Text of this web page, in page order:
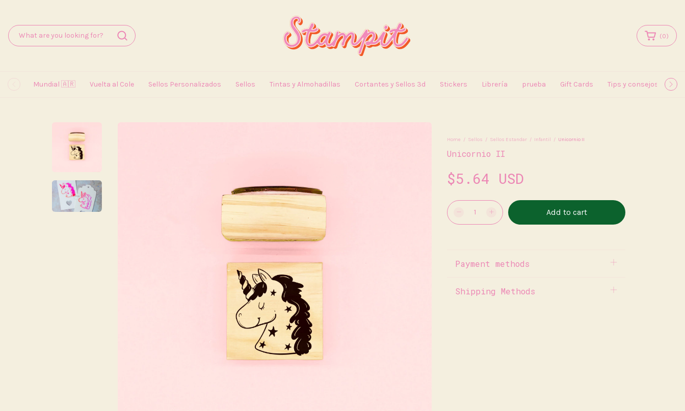
(0)
Mundial 🇦🇷 Vuelta al Cole Sellos Personalizados Sellos Tintas y Almohadillas Cortantes y Sellos 3d Stickers Librería prueba Gift Cards Tips y consejos
Home / Sellos / Sellos Estandar / Infantil / Unicornio II
Unicornio II
$5.64 USD
Payment methods
Shipping Methods